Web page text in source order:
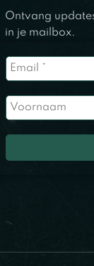
Ontvang
in je mailbox.